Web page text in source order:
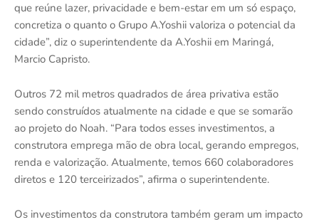
que reúne lazer, privacidade e bem-estar em um só espaço,
concretiza o quanto o Grupo A.Yoshii valoriza o potencial da
cidade”, diz o superintendente da A.Yoshii em Maringá,
Marcio Capristo.
Outros 72 mil metros quadrados de área privativa estão
sendo construídos atualmente na cidade e que se somarão
ao projeto do Noah. “Para todos esses investimentos, a
construtora emprega mão de obra local, gerando empregos,
renda e valorização. Atualmente, temos 660 colaboradores
diretos e 120 terceirizados”, afirma o superintendente.
Os investimentos da construtora também geram um impacto